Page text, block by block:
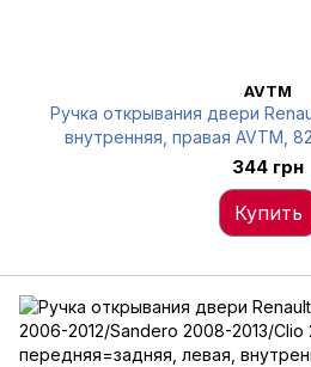
AVTM
Ручка открывания двери
внутренняя, правая AVTM,
344 грн
Купить